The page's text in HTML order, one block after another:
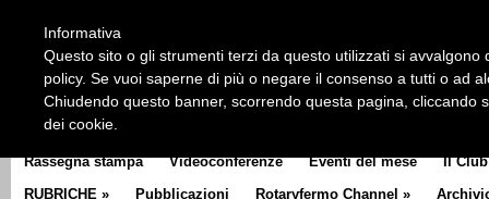
CLUB COMMUNICATOR
Rassegna stampa Videoconferenze Eventi del mese Il Club
RUBRICHE » Pubblicazioni Rotaryfermo Channel »
Informativa
Questo sito o gli strumenti terzi da questo utilizzati si
policy. Se vuoi saperne di più o negare il consenso a tutti o ad
Chiudendo questo banner, scorrendo questa pagina, cliccando
dei cookie.